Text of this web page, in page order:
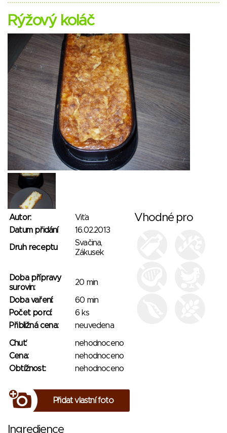
Rýžový koláč
Autor:
Viťa
Datum přidání
16.02.2013
Druh receptu
Svačina,
Zákusek
Doba přípravy
surovin:
20 min
Doba vaření:
60 min
Počet porcí:
6 ks
Přibližná cena:
neuvedena
Chuť:
nehodnoceno
Cena:
nehodnoceno
Obtížnost:
nehodnoceno
Přidat vlastní foto
Vhodné pro
Ingredience